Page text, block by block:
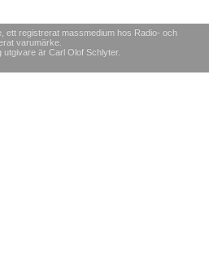
ett registrerat massmedium hos Radio- och
varumärke.
är Carl Olof Schlyter.